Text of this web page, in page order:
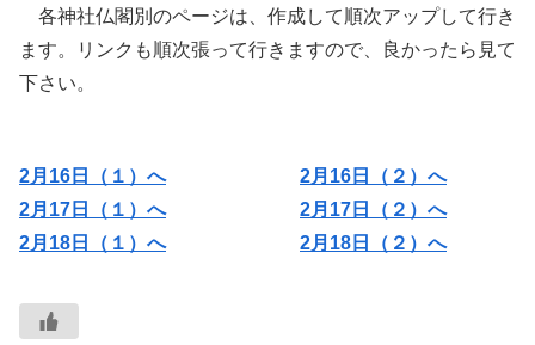
各神社仏閣別のページは、作成して順次アップして行き
ます。リンクも順次張って行きますので、良かったら見て
下さい。
2月16日（１）へ
2月16日（２）へ
2月17日（１）へ
2月17日（２）へ
2月18日（１）へ
2月18日（２）へ